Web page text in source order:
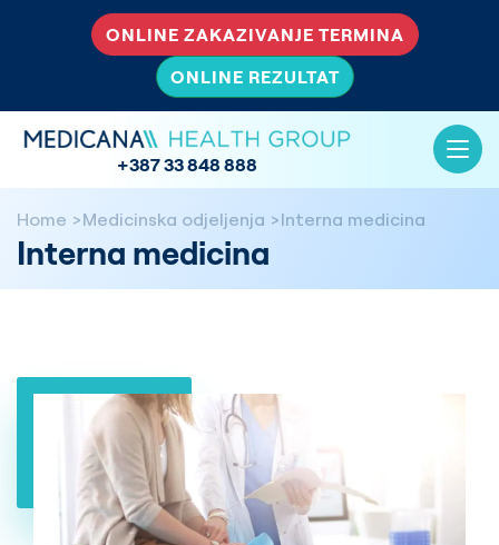
ONLINE ZAKAZIVANJE TERMINA
ONLINE REZULTAT
+387 33 848 888
Home Medicinska odjeljenja Interna medicina
Interna medicina